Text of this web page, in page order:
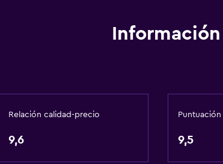
Relación calidad-precio
9,6 9,5